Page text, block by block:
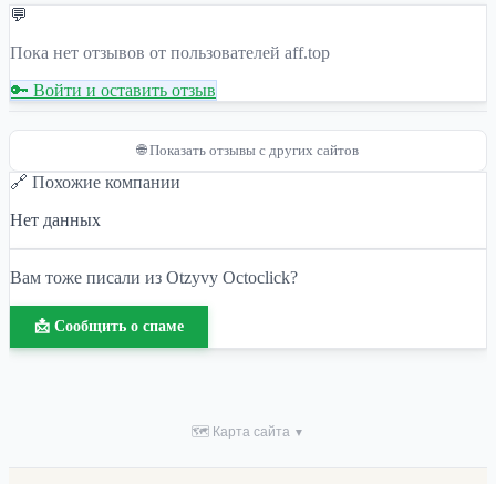
💬
Пока нет отзывов от пользователей aff.top
🔑 Войти и оставить отзыв
🌐 Показать отзывы с других сайтов
🔗 Похожие компании
Нет данных
Вам тоже писали из Otzyvy Octoclick?
📩 Сообщить о спаме
🗺 Карта сайта ▼